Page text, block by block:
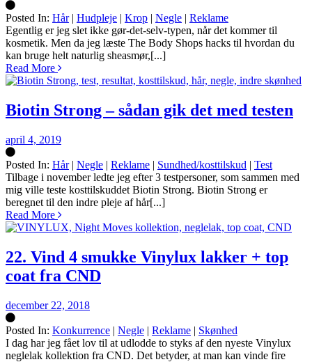
Posted In: Hår| Hudpleje | Krop | Negle | Reklame
Silke
Egentlig er jeg slet ikke gør-det-selv-typen, når det kommer til
kosmetik. Men da jeg læste The Body Shops hacks til hvordan du
kan bruge helt naturlig sheasmør,[...]
Read More
Biotin Strong – sådan gik det med testen
april 4, 2019
Posted In: Hår| Negle | Reklame | Sundhed/kosttilskud | Test
Silke
Tilbage i november ledte jeg efter 3 testpersoner, som sammen med
mig ville teste kosttilskuddet Biotin Strong. Biotin Strong er
beregnet til den indre pleje af hår[...]
Read More
22. Vind 4 smukke Vinylux lakker + top
coat fra CND
december 22, 2018
Posted In: Konkurrence | Negle | Reklame | Skønhed
Silke
I dag har jeg fået lov til at udlodde to styks af den nyeste Vinylux
neglelak kollektion fra CND. Det betyder, at man kan vinde fire